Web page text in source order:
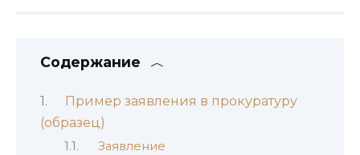
Содержание
Пример заявления в прокуратуру
(образец)
Заявление